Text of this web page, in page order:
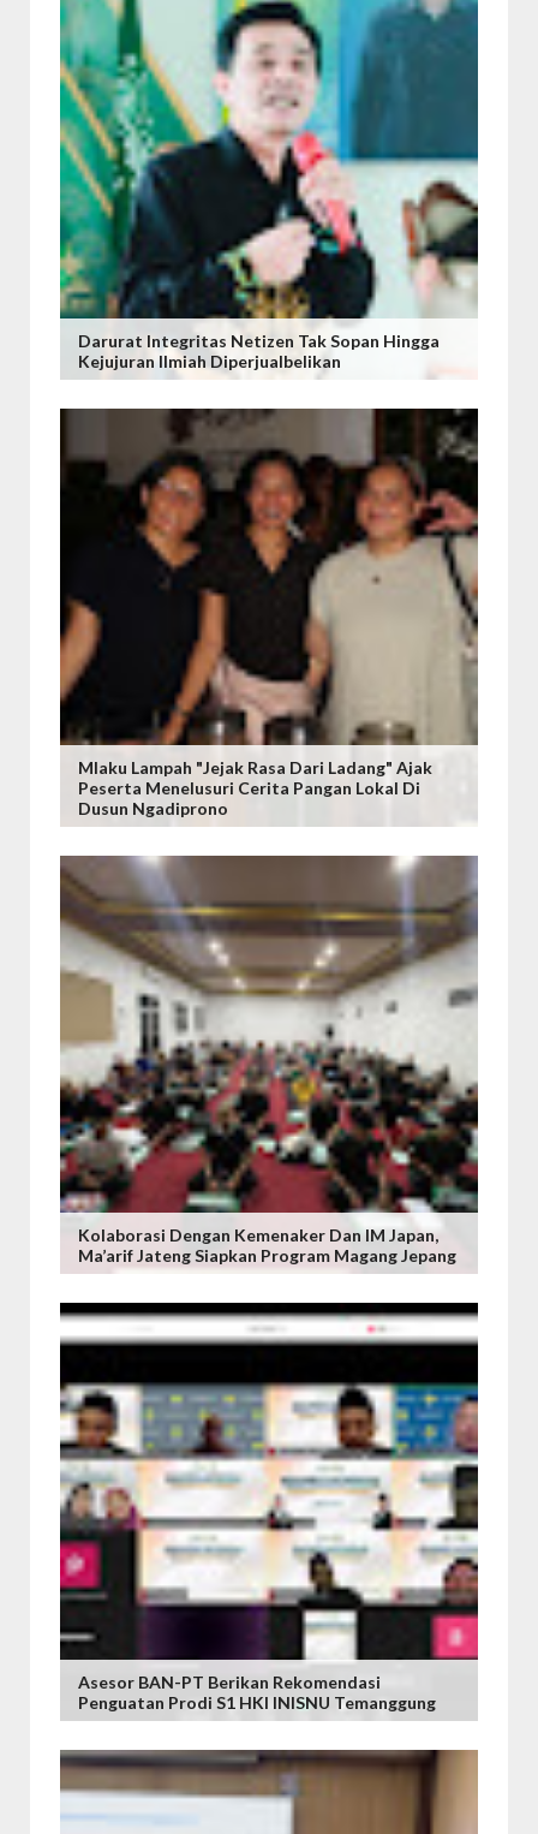
Darurat Integritas Netizen Tak Sopan Hingga
Kejujuran Ilmiah Diperjualbelikan
Mlaku Lampah "Jejak Rasa Dari Ladang" Ajak
Peserta Menelusuri Cerita Pangan Lokal Di
Dusun Ngadiprono
Kolaborasi Dengan Kemenaker Dan IM Japan,
Ma’arif Jateng Siapkan Program Magang Jepang
Asesor BAN-PT Berikan Rekomendasi
Penguatan Prodi S1 HKI INISNU Temanggung